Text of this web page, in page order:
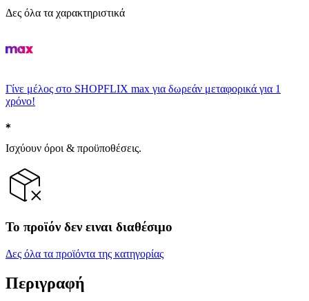
Δες όλα τα χαρακτηριστικά
Γίνε μέλος στο SHOPFLIX max για δωρεάν μεταφορικά για 1
χρόνο!
Ισχύουν όροι & προϋποθέσεις.
Το προϊόν δεν ειναι διαθέσιμο
Δες όλα τα προϊόντα της κατηγορίας
Περιγραφή